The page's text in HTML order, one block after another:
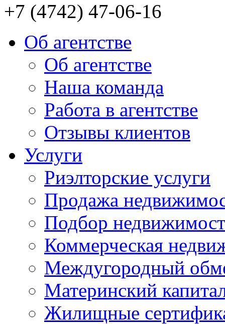
+7 (4742) 47-06-16
Об агентстве
Об агентстве
Наша команда
Работа в агентстве
Отзывы клиентов
Услуги
Риэлторские услуги
Продажа
Подбор
Коммерческая
Междугородный
Материнский
Жилищные